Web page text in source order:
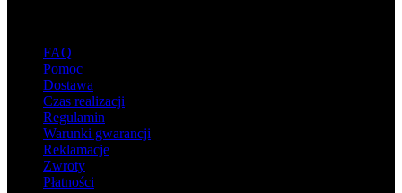
FAQ
Pomoc
Dostawa
Czas realizacji
Regulamin
Warunki gwarancji
Reklamacje
Zwroty
Płatności